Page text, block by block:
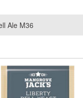
Ale M36